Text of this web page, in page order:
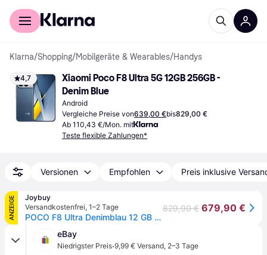
Für Shopper
Klarna/Shopping/Mobilgeräte & Wearables/Handys
4,7
Xiaomi Poco F8 Ultra 5G 12GB 256GB -
Denim Blue
Android
Vergleiche Preise von639,00 €bis829,00 €
Ab 110,43 €/Mon. mit
Teste flexible Zahlungen*
Versionen Empfohlen Preis inklusive
ANZEIGE
Joybuy
Versandkostenfrei, 1–2 Tage
POCO F8 Ultra Denimblau 12 GB RAM 256 GB ROM, 6,9-Zoll-AMOLED-Bildschirm 120 Hz, 50-MP-Light Fusion 950-Kamera mit OIS, von Bose abgestimmter Klang, 6500-mAh-Akku
829,90 € 679,90 €
eBay
Niedrigster Preis·9,99 € Versand, 2–3 Tage